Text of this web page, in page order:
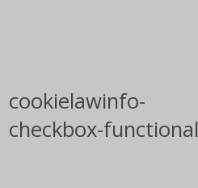
cookielawinfo-
checkbox-functional